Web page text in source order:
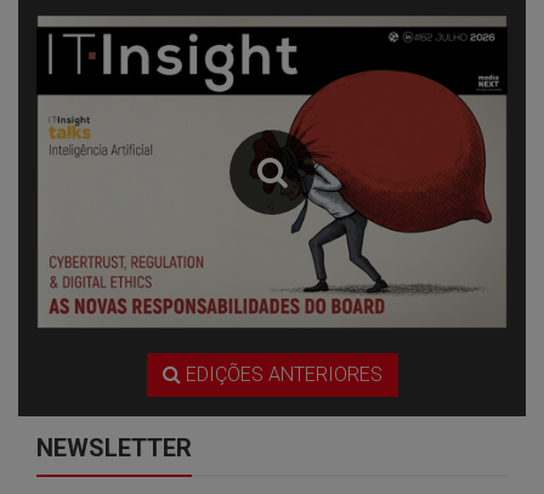
EDIÇÕES ANTERIORES
NEWSLETTER